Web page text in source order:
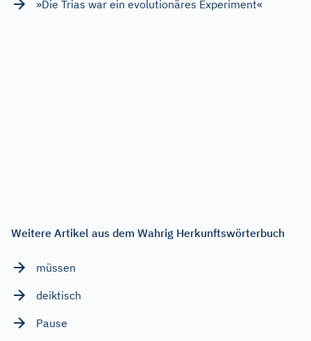
»Die Trias war ein evolutionäres Experiment«
Weitere Artikel aus dem Wahrig Herkunftswörterbuch
müssen
deiktisch
Pause